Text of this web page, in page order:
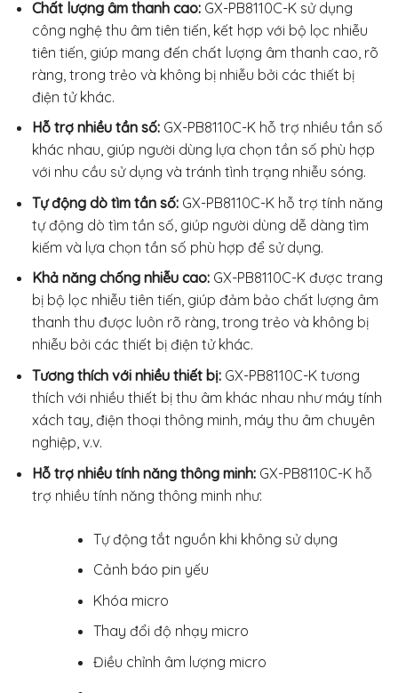
Chất lượng âm thanh cao:GX-PB8110C-K sử dụng
công nghệ thu âm tiên tiến, kết hợp với bộ lọc nhiễu
tiên tiến, giúp mang đến chất lượng âm thanh cao, rõ
ràng, trong trẻo và không bị nhiễu bởi các thiết bị
điện tử khác.
Hỗ trợ nhiều tần số:GX-PB8110C-K hỗ trợ nhiều tần số
khác nhau, giúp người dùng lựa chọn tần số phù hợp
với nhu cầu sử dụng và tránh tình trạng nhiễu sóng.
Tự động dò tìm tần số:GX-PB8110C-K hỗ trợ tính năng
tự động dò tìm tần số, giúp người dùng dễ dàng tìm
kiếm và lựa chọn tần số phù hợp để sử dụng.
Khả năng chống nhiễu cao:GX-PB8110C-K được trang
bị bộ lọc nhiễu tiên tiến, giúp đảm bảo chất lượng âm
thanh thu được luôn rõ ràng, trong trẻo và không bị
nhiễu bởi các thiết bị điện tử khác.
Tương thích với nhiều thiết bị:GX-PB8110C-K tương
thích với nhiều thiết bị thu âm khác nhau như máy tính
xách tay, điện thoại thông minh, máy thu âm chuyên
nghiệp, v.v.
Hỗ trợ nhiều tính năng thông minh:GX-PB8110C-K hỗ
trợ nhiều tính năng thông minh như:
Tự động tắt nguồn khi không sử dụng
Cảnh báo pin yếu
Khóa micro
Thay đổi độ nhạy micro
Điều chỉnh âm lượng micro